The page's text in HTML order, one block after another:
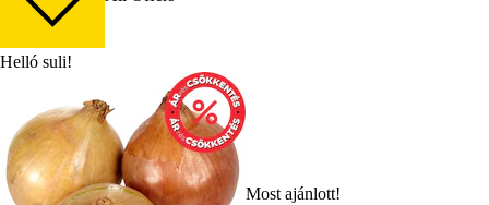
Helló suli!
Most ajánlott!